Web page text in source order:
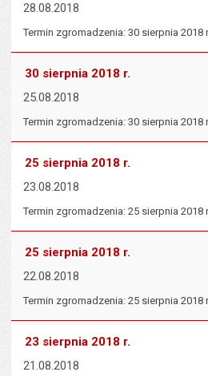
28.08.2018
Termin zgromadzenia: 30 sierpnia 2018
30 sierpnia 2018 r.
25.08.2018
Termin zgromadzenia: 30 sierpnia 2018
25 sierpnia 2018 r.
23.08.2018
Termin zgromadzenia: 25 sierpnia 2018
25 sierpnia 2018 r.
22.08.2018
Termin zgromadzenia: 25 sierpnia 2018
23 sierpnia 2018 r.
21.08.2018